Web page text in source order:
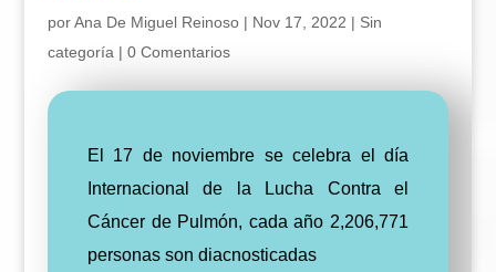
porAna De Miguel Reinoso| Nov 17, 2022 | Sin
categoría | 0 Comentarios
El 17 de noviembre se celebra el día
Internacional de la Lucha Contra el
Cáncer de Pulmón, cada año 2,206,771
personas son diacnosticadas